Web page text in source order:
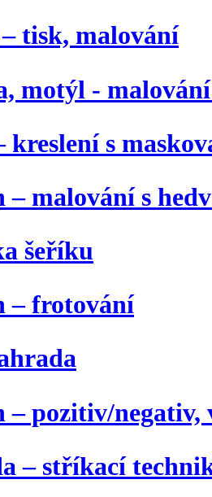
tisk, malování
motýl -
kreslení s
– malování s
šeříku
– frotování
– pozitiv/negativ,
– stříkací